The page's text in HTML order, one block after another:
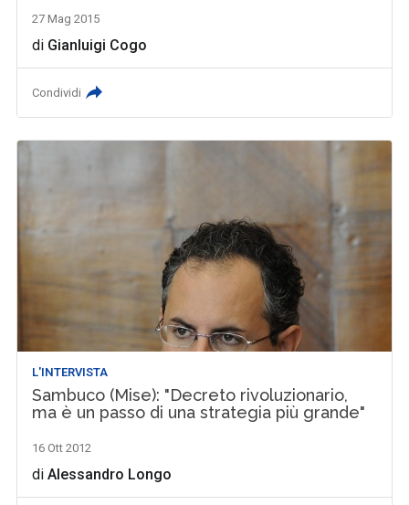
27 Mag 2015
di Gianluigi Cogo
Condividi
L'INTERVISTA
Sambuco (Mise): "Decreto rivoluzionario,
ma è un passo di una strategia più grande"
16 Ott 2012
diAlessandro Longo